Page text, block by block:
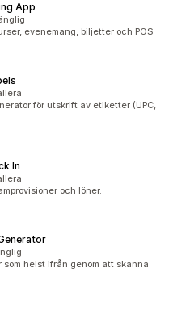
App
evenemang, biljetter och POS
för utskrift av etiketter (UPC,
In
och löner.
helst ifrån genom att skanna